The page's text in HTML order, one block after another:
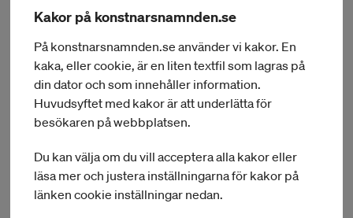
konstnärers villkor och om kulturpolitik? Då kan du vara den
Nu söker vi en handläggare till programmet ArtNexus som
är ett samarbete mellan Konstnärsnämnden och Sida.
Anställningen är en tillsvidareanställning på 100%.
frihet med yttrandefriheten som grund. Uppdraget från
regeringen är att verka för synergier mellan kultur- och
biståndspolitiska insatser.
Kakor på konstnarsnamnden.se
På konstnarsnamnden.se använder vi kakor. En
kaka, eller cookie, är en liten textfil som lagras på
din dator och som innehåller information.
Huvudsyftet med kakor är att underlätta för
besökaren på webbplatsen.
Du kan välja om du vill acceptera alla kakor eller
läsa mer och justera inställningarna för kakor på
länken cookie inställningar nedan.